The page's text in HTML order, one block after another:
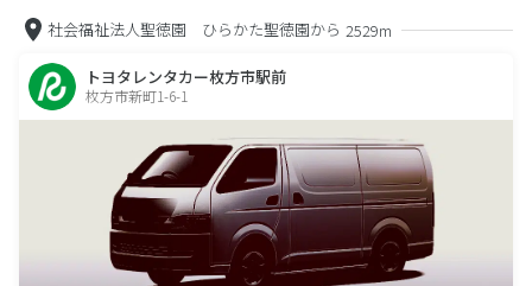
社会福祉法人聖徳園 ひらかた聖徳園から 2529m
トヨタレンタカー枚方市駅前
枚方市新町1-6-1